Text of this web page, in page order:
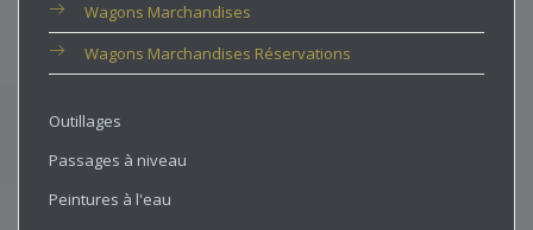
Wagons Marchandises
Wagons Marchandises Réservations
Outillages
Passages à niveau
Peintures à l'eau